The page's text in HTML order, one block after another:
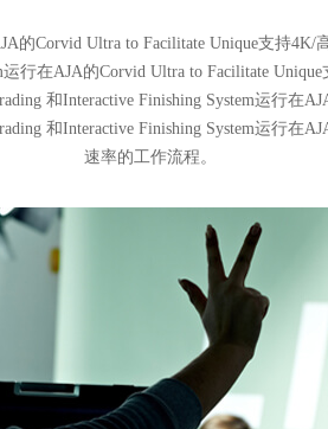
的Corvid Ultra to Facilitate Unique支持
运行在AJA的Corvid Ultra to Facilitate
和Interactive Finishing System运行在
和Interactive Finishing System运行在
速率的工作流程。